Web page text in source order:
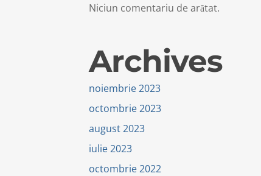
Niciun comentariu de arătat.
Archives
noiembrie 2023
octombrie 2023
august 2023
iulie 2023
octombrie 2022